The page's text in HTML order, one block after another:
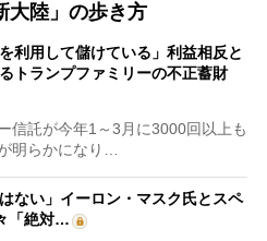
大陸」の歩き方
利用して儲けている」利益相反と
トランプファミリーの不正蓄財
信託が今年1～3月に3000回以上も
明らかになり…
ない」イーロン・マスク氏とスペ
「絶対…